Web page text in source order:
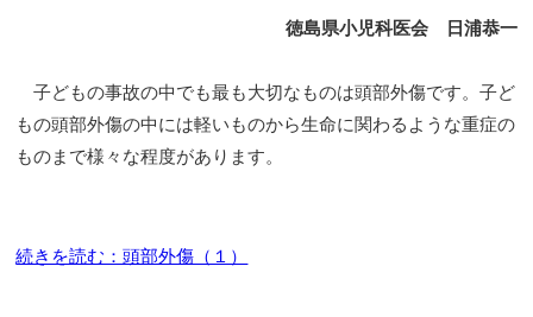
徳島県小児科医会 日浦恭一
子どもの事故の中でも最も大切なものは頭部外傷です。子ど
もの頭部外傷の中には軽いものから生命に関わるような重症の
ものまで様々な程度があります。
続きを読む：頭部外傷（１）